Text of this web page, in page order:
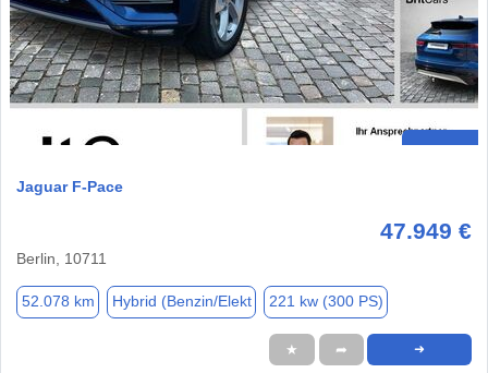
Jaguar F-Pace
47.949 €
Berlin, 10711
52.078 km Hybrid (Benzin/Elekt 221 kw (300 PS)
★ ➦ ➜